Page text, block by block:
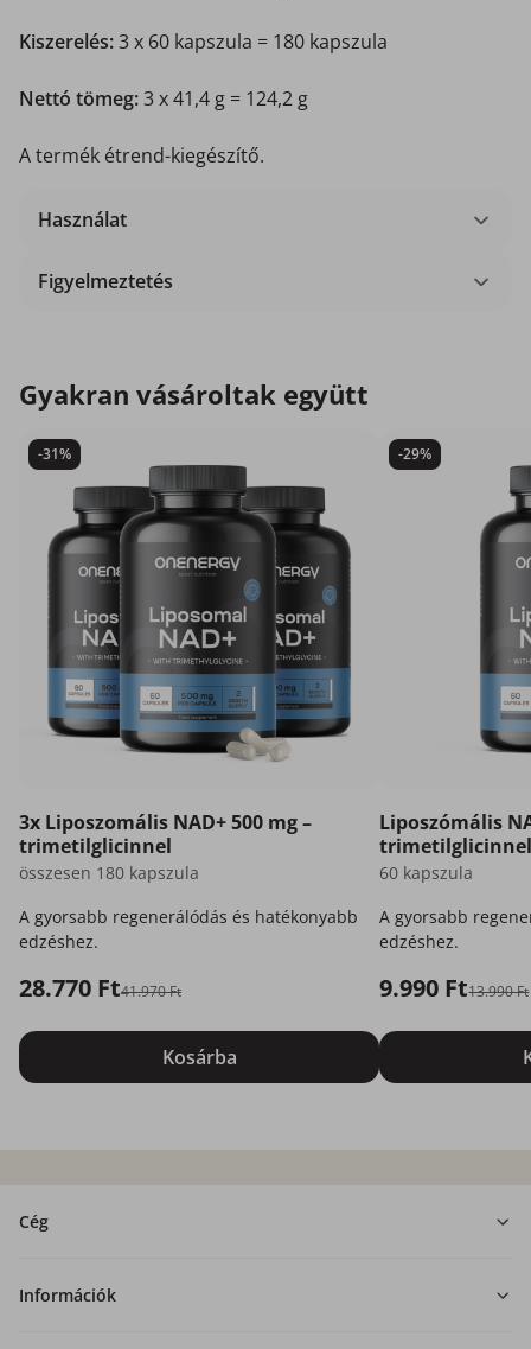
Kiszerelés:3 x 60 kapszula = 180 kapszula
Nettó tömeg:3 x 41,4 g = 124,2 g
A termék étrend-kiegészítő.
Használat
Figyelmeztetés
Gyakran vásároltak együtt
-31%
3x Liposzomális NAD+ 500 mg –
trimetilglicinnel
összesen 180 kapszula
A gyorsabb regenerálódás és hatékonyabb
edzéshez.
28.770 Ft41.970 Ft
Kosárba
-29%
Liposzómális
60 kapszula
A gyorsabb
edzéshez.
9.990 Ft13.990 Ft
Cég
Információk